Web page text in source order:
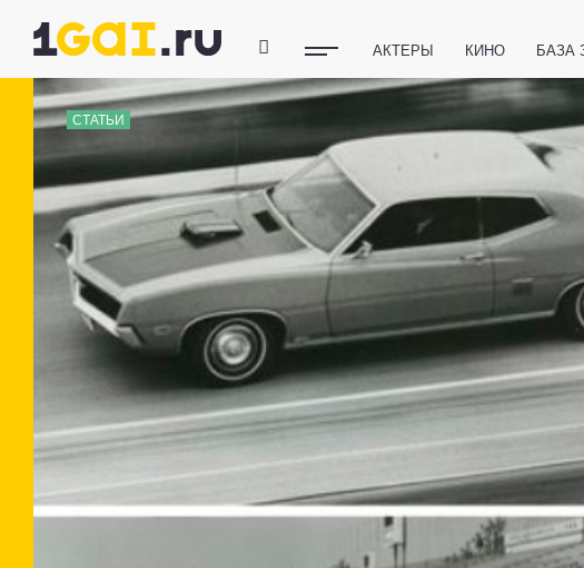
АКТЕРЫ КИНО БАЗА
ПОЛЕЗНЫЕ СОВЕТЫ
ФИТНЕС ТЕХНОЛОГИИ
СТАТЬИ